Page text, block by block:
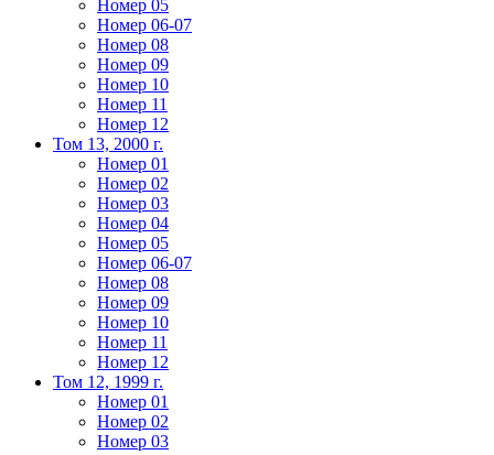
Номер 05
Номер 06-07
Номер 08
Номер 09
Номер 10
Номер 11
Номер 12
Том 13, 2000 г.
Номер 01
Номер 02
Номер 03
Номер 04
Номер 05
Номер 06-07
Номер 08
Номер 09
Номер 10
Номер 11
Номер 12
Том 12, 1999 г.
Номер 01
Номер 02
Номер 03